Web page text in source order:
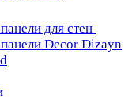
для стен
Decor Dizayn